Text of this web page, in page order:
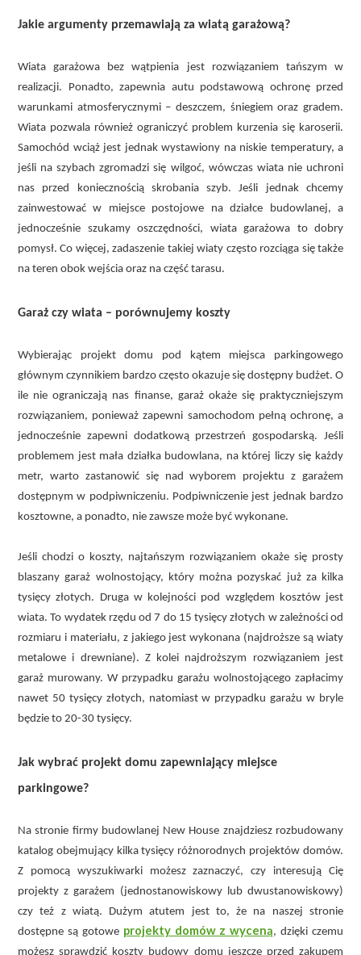
Jakie argumenty przemawiają za wiatą garażową?
Wiata garażowa bez wątpienia jest rozwiązaniem tańszym w
realizacji. Ponadto, zapewnia autu podstawową ochronę przed
warunkami atmosferycznymi – deszczem, śniegiem oraz gradem.
Wiata pozwala również ograniczyć problem kurzenia się karoserii.
Samochód wciąż jest jednak wystawiony na niskie temperatury, a
jeśli na szybach zgromadzi się wilgoć, wówczas wiata nie uchroni
nas przed koniecznością skrobania szyb. Jeśli jednak chcemy
zainwestować w miejsce postojowe na działce budowlanej, a
jednocześnie szukamy oszczędności, wiata garażowa to dobry
pomysł. Co więcej, zadaszenie takiej wiaty często rozciąga się także
na teren obok wejścia oraz na część tarasu.
Garaż czy wiata – porównujemy koszty
Wybierając projekt domu pod kątem miejsca parkingowego
głównym czynnikiem bardzo często okazuje się dostępny budżet. O
ile nie ograniczają nas finanse, garaż okaże się praktyczniejszym
rozwiązaniem, ponieważ zapewni samochodom pełną ochronę, a
jednocześnie zapewni dodatkową przestrzeń gospodarską. Jeśli
problemem jest mała działka budowlana, na której liczy się każdy
metr, warto zastanowić się nad wyborem projektu z garażem
dostępnym w podpiwniczeniu. Podpiwniczenie jest jednak bardzo
kosztowne, a ponadto, nie zawsze może być wykonane.
Jeśli chodzi o koszty, najtańszym rozwiązaniem okaże się prosty
blaszany garaż wolnostojący, który można pozyskać już za kilka
tysięcy złotych. Druga w kolejności pod względem kosztów jest
wiata. To wydatek rzędu od 7 do 15 tysięcy złotych w zależności od
rozmiaru i materiału, z jakiego jest wykonana (najdroższe są wiaty
metalowe i drewniane). Z kolei najdroższym rozwiązaniem jest
garaż murowany. W przypadku garażu wolnostojącego zapłacimy
nawet 50 tysięcy złotych, natomiast w przypadku garażu w bryle
będzie to 20-30 tysięcy.
Jak wybrać projekt domu zapewniający miejsce
parkingowe?
Na stronie firmy budowlanej New House znajdziesz rozbudowany
katalog obejmujący kilka tysięcy różnorodnych projektów domów.
Z pomocą wyszukiwarki możesz zaznaczyć, czy interesują Cię
projekty z garażem (jednostanowiskowy lub dwustanowiskowy)
czy też z wiatą. Dużym atutem jest to, że na naszej stronie
dostępne są gotowe projekty domów z wyceną, dzięki czemu
możesz sprawdzić koszty budowy domu jeszcze przed zakupem